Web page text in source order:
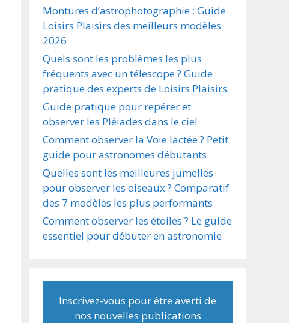
Montures d’astrophotographie : Guide
Loisirs Plaisirs des meilleurs modèles
2026
Quels sont les problèmes les plus
fréquents avec un télescope ? Guide
pratique des experts de Loisirs Plaisirs
Guide pratique pour repérer et
observer les Pléiades dans le ciel
Comment observer la Voie lactée ? Petit
guide pour astronomes débutants
Quelles sont les meilleures jumelles
pour observer les oiseaux ? Comparatif
des 7 modèles les plus performants
Comment observer les étoiles ? Le guide
essentiel pour débuter en astronomie
Inscrivez-vous pour être averti de
nos nouvelles publications